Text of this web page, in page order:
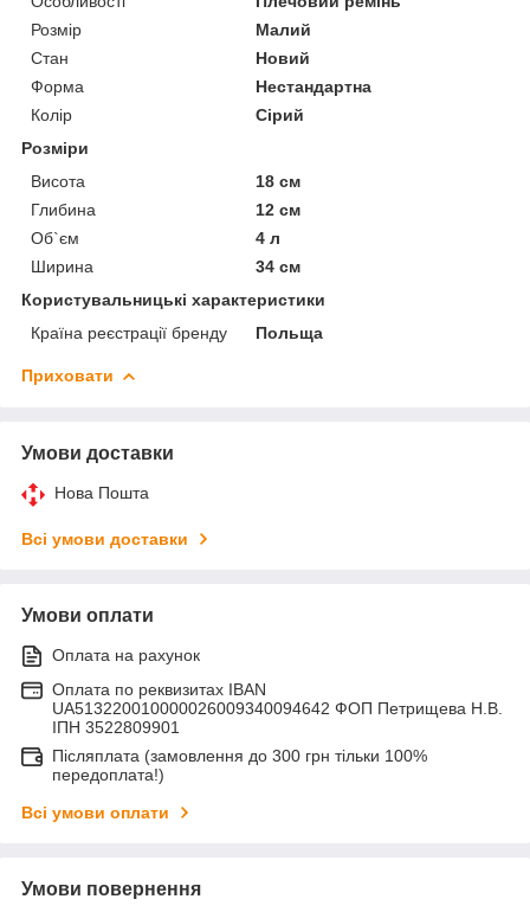
Розмір
Малий
Стан
Новий
Форма
Нестандартна
Колір
Сірий
Розміри
Висота
18 см
Глибина
12 см
Об`єм
4 л
Ширина
34 см
Користувальницькі характеристики
Країна реєстрації бренду
Польща
Приховати
Умови доставки
Нова Пошта
Всі умови доставки
Умови оплати
Оплата на рахунок
Оплата по реквизитах IBAN
UA513220010000026009340094642 ФОП Петрищева Н.В.
ІПН 3522809901
Післяплата (замовлення до 300 грн тільки 100%
передоплата!)
Всі умови оплати
Умови повернення